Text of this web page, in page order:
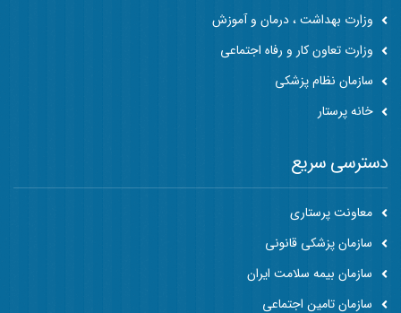
وزارت بهداشت ، درمان و آموزش
وزارت تعاون کار و رفاه اجتماعی
سازمان نظام پزشکی
خانه پرستار
دسترسی سریع
معاونت پرستاری
سازمان پزشکی قانونی
سازمان بیمه سلامت ایران
سازمان تامین اجتماعی